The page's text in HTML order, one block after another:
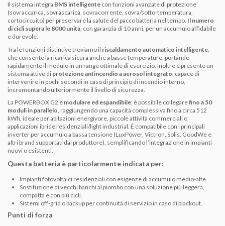
Il sistema integra BMS intelligente con funzioni avanzate di protezione
(sovraccarica, sovrascarica, sovracorrente, sovra/sotto-temperatura,
cortocircuito) per preservare la salute del pacco batteria nel tempo. Il numero
di cicli supera le 8000 unità, con garanzia di 10 anni, per un accumulo affidabile
e durevole.
Tra le funzioni distintive troviamo il riscaldamento automatico intelligente
che consente la ricarica sicura anche a basse temperature, portando
rapidamente il modulo in un range ottimale di esercizio. Inoltre è presente un
sistema attivo di protezione antincendio a aerosol integrato , capace di
intervenire in pochi secondi in caso di principio di incendio interno,
incrementando ulteriormente il livello di sicurezza.
La POWERBOX G2 è modulare ed espandibile: è possibile collegarefino a 50
moduli in parallelo, raggiungendo una capacità complessiva fino a circa 512
kWh, ideale per abitazioni energivore, piccole attività commerciali o
applicazioni ibride residenziali/light industrial. È compatibile con i principali
inverter per accumulo a bassa tensione (LuxPower, Victron, Solis, GoodWe e
altri brand supportati dal produttore), semplificando l’integrazione in impianti
nuovi o esistenti.
Questa batteria è particolarmente indicata per:
Impianti fotovoltaici residenziali con esigenze di accumulo medio‑alte.
Sostituzione di vecchi banchi al piombo con una soluzione più leggera,
compatta e con più cicli.
Sistemi off‑grid o backup per continuità di servizio in caso di blackout.
Punti di forza